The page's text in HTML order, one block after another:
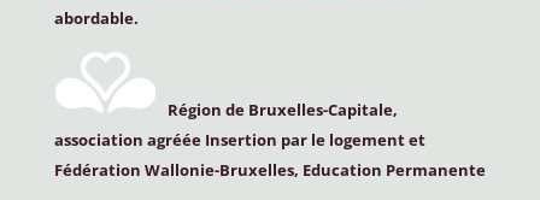
abordable.
Région de Bruxelles-Capitale,
association agréée Insertion par le logement et
Fédération Wallonie-Bruxelles, Education Permanente